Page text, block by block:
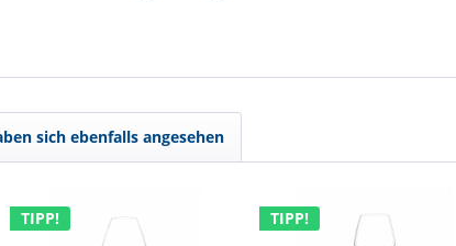
sich ebenfalls angesehen
TIPP! TIPP!